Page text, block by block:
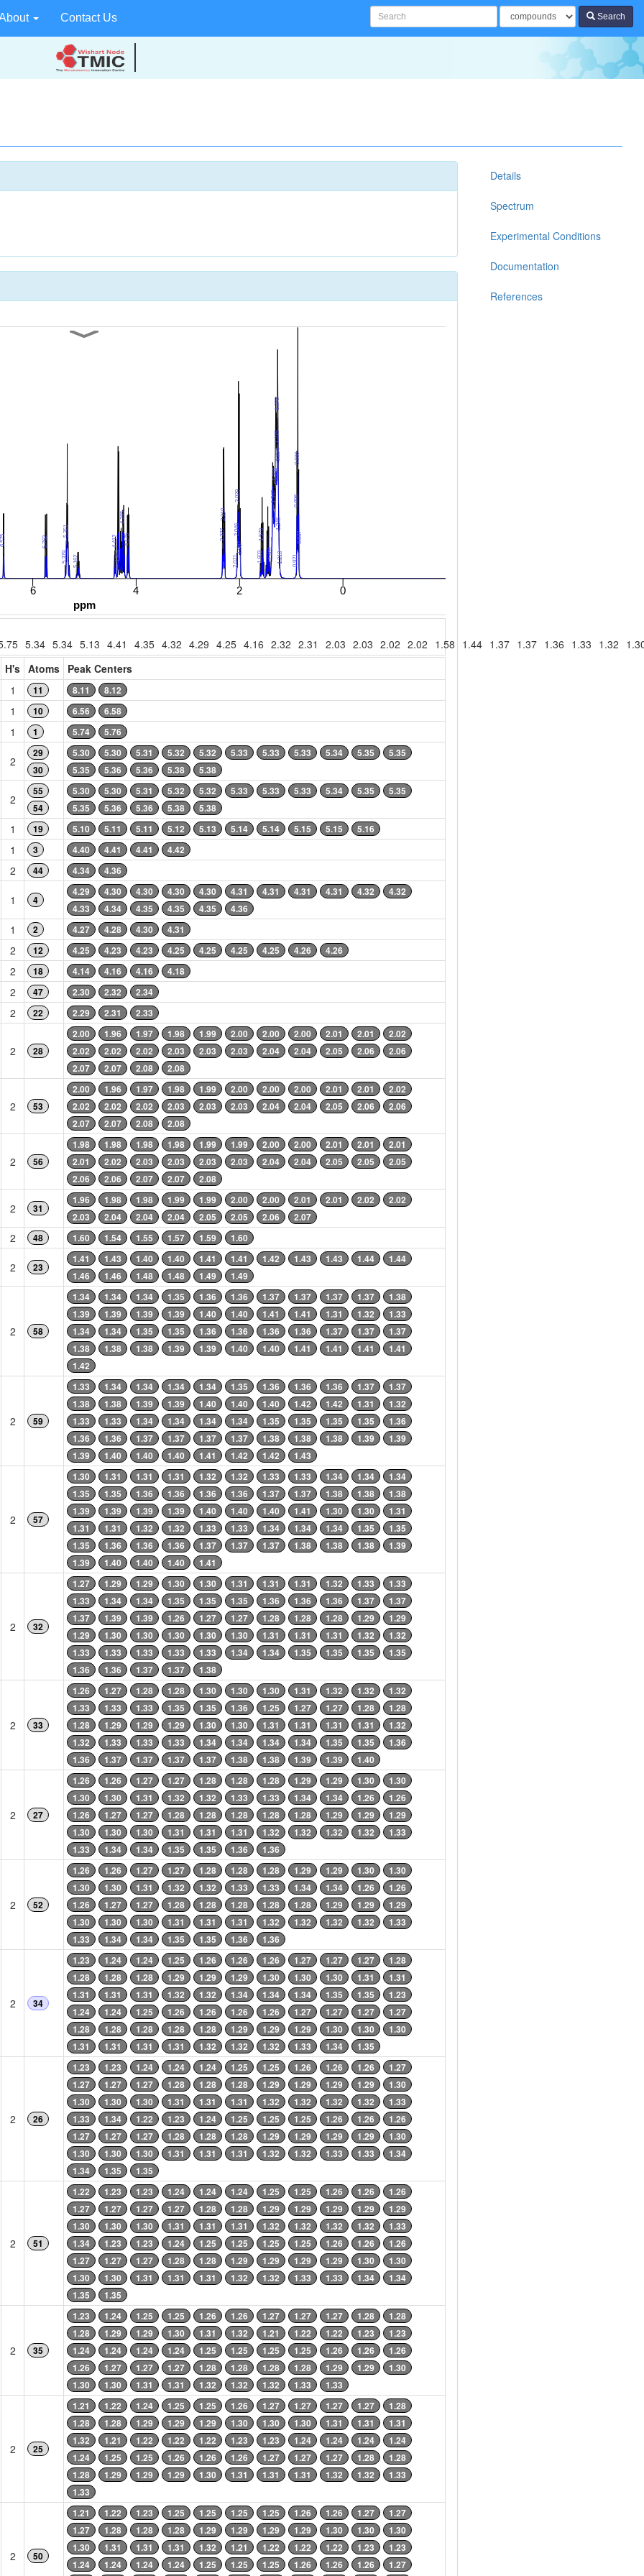
Contact Us Search
5.34 5.34 5.13 4.41 4.35 4.32 4.29 4.25 4.16 2.32 2.31 2.03 2.03 2.02 2.02 1.58 1.44 1.37 1.37 1.36 1.33 1.32
H's Atoms Peak Centers
1 11 8.11 8.12
1 10 6.56 6.58
1 1 5.74 5.76
2
29
30
5.30 5.30 5.31 5.32 5.32 5.33 5.33 5.33 5.34 5.35
5.35
5.35
5.36 5.36 5.38 5.38
2
55
54
5.30 5.30 5.31 5.32 5.32 5.33 5.33 5.33 5.34 5.35
5.35
5.35
5.36 5.36 5.38 5.38
1 19 5.10 5.11 5.11 5.12 5.13 5.14 5.14 5.15 5.15 5.16
1 3 4.40 4.41 4.41 4.42
2 44 4.34 4.36
1 4
4.29 4.30 4.30 4.30 4.30 4.31 4.31 4.31 4.31 4.32
4.32
4.33
4.34 4.35 4.35 4.35 4.36
1 2 4.27 4.28 4.30 4.31
2 12 4.25 4.23 4.23 4.25 4.25 4.25 4.25 4.26 4.26
2 18 4.14 4.16 4.16 4.18
2 47 2.30 2.32 2.34
2 22 2.29 2.31 2.33
2 28
2.00 1.96 1.97 1.98 1.99 2.00 2.00 2.00 2.01 2.01
2.02
2.02
2.02 2.02 2.03 2.03 2.03 2.04 2.04 2.05 2.06
2.06
2.07
2.07 2.08 2.08
2 53
2.00 1.96 1.97 1.98 1.99 2.00 2.00 2.00 2.01 2.01
2.02
2.02
2.02 2.02 2.03 2.03 2.03 2.04 2.04 2.05 2.06
2.06
2.07
2.07 2.08 2.08
2 56
1.98 1.98 1.98 1.98 1.99 1.99 2.00 2.00 2.01 2.01
2.01
2.01
2.02 2.03 2.03 2.03 2.03 2.04 2.04 2.05 2.05
2.05
2.06
2.06 2.07 2.07 2.08
2 31
1.96 1.98 1.98 1.99 1.99 2.00 2.00 2.01 2.01 2.02
2.02
2.03
2.04 2.04 2.04 2.05 2.05 2.06 2.07
2 48 1.60 1.54 1.55 1.57 1.59 1.60
2 23
1.41 1.43 1.40 1.40 1.41 1.41 1.42 1.43 1.43 1.44
1.44
1.46
1.46 1.48 1.48 1.49 1.49
2 58
1.34 1.34 1.34 1.35 1.36 1.36 1.37 1.37 1.37 1.37
1.38
1.39
1.39 1.39 1.39 1.40 1.40 1.41 1.41 1.31 1.32
1.33
1.34
1.34 1.35 1.35 1.36 1.36 1.36 1.36 1.37 1.37
1.37
1.38
1.38 1.38 1.39 1.39 1.40 1.40 1.41 1.41 1.41
1.41
1.42
2 59
1.33 1.34 1.34 1.34 1.34 1.35 1.36 1.36 1.36 1.37
1.37
1.38
1.38 1.39 1.39 1.40 1.40 1.40 1.42 1.42 1.31
1.32
1.33
1.33 1.34 1.34 1.34 1.34 1.35 1.35 1.35 1.35
1.36
1.36
1.36 1.37 1.37 1.37 1.37 1.38 1.38 1.38 1.39
1.39
1.39
1.40 1.40 1.40 1.41 1.42 1.42 1.43
2 57
1.30 1.31 1.31 1.31 1.32 1.32 1.33 1.33 1.34 1.34
1.34
1.35
1.35 1.36 1.36 1.36 1.36 1.37 1.37 1.38 1.38
1.38
1.39
1.39 1.39 1.39 1.40 1.40 1.40 1.41 1.30 1.30
1.31
1.31
1.31 1.32 1.32 1.33 1.33 1.34 1.34 1.34 1.35
1.35
1.35
1.36 1.36 1.36 1.37 1.37 1.37 1.38 1.38 1.38
1.39
1.39
1.40 1.40 1.40 1.41
2 32
1.27 1.29 1.29 1.30 1.30 1.31 1.31 1.31 1.32 1.33
1.33
1.33
1.34 1.34 1.35 1.35 1.35 1.36 1.36 1.36 1.37
1.37
1.37
1.39 1.39 1.26 1.27 1.27 1.28 1.28 1.28 1.29
1.29
1.29
1.30 1.30 1.30 1.30 1.30 1.31 1.31 1.31 1.32
1.32
1.33
1.33 1.33 1.33 1.33 1.34 1.34 1.35 1.35 1.35
1.35
1.36
1.36 1.37 1.37 1.38
2 33
1.26 1.27 1.28 1.28 1.30 1.30 1.30 1.31 1.32 1.32
1.32
1.33
1.33 1.33 1.35 1.35 1.36 1.25 1.27 1.27 1.28
1.28
1.28
1.29 1.29 1.29 1.30 1.30 1.31 1.31 1.31 1.31
1.32
1.32
1.33 1.33 1.33 1.34 1.34 1.34 1.34 1.35 1.35
1.36
1.36
1.37 1.37 1.37 1.37 1.38 1.38 1.39 1.39 1.40
2 27
1.26 1.26 1.27 1.27 1.28 1.28 1.28 1.29 1.29 1.30
1.30
1.30
1.30 1.31 1.32 1.32 1.33 1.33 1.34 1.34 1.26
1.26
1.26
1.27 1.27 1.28 1.28 1.28 1.28 1.28 1.29 1.29
1.29
1.30
1.30 1.30 1.31 1.31 1.31 1.32 1.32 1.32 1.32
1.33
1.33
1.34 1.34 1.35 1.35 1.36 1.36
2 52
1.26 1.26 1.27 1.27 1.28 1.28 1.28 1.29 1.29 1.30
1.30
1.30
1.30 1.31 1.32 1.32 1.33 1.33 1.34 1.34 1.26
1.26
1.26
1.27 1.27 1.28 1.28 1.28 1.28 1.28 1.29 1.29
1.29
1.30
1.30 1.30 1.31 1.31 1.31 1.32 1.32 1.32 1.32
1.33
1.33
1.34 1.34 1.35 1.35 1.36 1.36
2 34
1.23 1.24 1.24 1.25 1.26 1.26 1.26 1.27 1.27 1.27
1.28
1.28
1.28 1.28 1.29 1.29 1.29 1.30 1.30 1.30 1.31
1.31
1.31
1.31 1.31 1.32 1.32 1.34 1.34 1.34 1.35 1.35
1.23
1.24
1.24 1.25 1.26 1.26 1.26 1.26 1.27 1.27 1.27
1.27
1.28
1.28 1.28 1.28 1.28 1.29 1.29 1.29 1.30 1.30
1.30
1.31
1.31 1.31 1.31 1.32 1.32 1.32 1.33 1.34 1.35
2 26
1.23 1.23 1.24 1.24 1.24 1.25 1.25 1.26 1.26 1.26
1.27
1.27
1.27 1.27 1.28 1.28 1.28 1.29 1.29 1.29 1.29
1.30
1.30
1.30 1.30 1.31 1.31 1.31 1.32 1.32 1.32 1.32
1.33
1.33
1.34 1.22 1.23 1.24 1.25 1.25 1.25 1.26 1.26
1.26
1.27
1.27 1.27 1.28 1.28 1.28 1.29 1.29 1.29 1.29
1.30
1.30
1.30 1.30 1.31 1.31 1.31 1.32 1.32 1.33 1.33
1.34
1.34
1.35 1.35
2 51
1.22 1.23 1.23 1.24 1.24 1.24 1.25 1.25 1.26 1.26
1.26
1.27
1.27 1.27 1.27 1.28 1.28 1.29 1.29 1.29 1.29
1.29
1.30
1.30 1.30 1.31 1.31 1.31 1.32 1.32 1.32 1.32
1.33
1.34
1.23 1.23 1.24 1.25 1.25 1.25 1.25 1.26 1.26
1.26
1.27
1.27 1.27 1.28 1.28 1.29 1.29 1.29 1.29 1.30
1.30
1.30
1.30 1.31 1.31 1.31 1.32 1.32 1.33 1.33 1.34
1.34
1.35
1.35
2 35
1.23 1.24 1.25 1.25 1.26 1.26 1.27 1.27 1.27 1.28
1.28
1.28
1.29 1.29 1.30 1.31 1.32 1.21 1.22 1.22 1.23
1.23
1.24
1.24 1.24 1.24 1.25 1.25 1.25 1.25 1.26 1.26
1.26
1.26
1.27 1.27 1.27 1.28 1.28 1.28 1.28 1.29 1.29
1.30
1.30
1.30 1.31 1.31 1.32 1.32 1.32 1.33 1.33
2 25
1.21 1.22 1.24 1.25 1.25 1.26 1.27 1.27 1.27 1.27
1.28
1.28
1.28 1.29 1.29 1.29 1.30 1.30 1.30 1.31 1.31
1.31
1.32
1.21 1.22 1.22 1.22 1.23 1.23 1.24 1.24 1.24
1.24
1.24
1.25 1.25 1.26 1.26 1.26 1.27 1.27 1.27 1.28
1.28
1.28
1.29 1.29 1.29 1.30 1.31 1.31 1.31 1.32 1.32
1.33
1.33
2 50
1.21 1.22 1.23 1.25 1.25 1.25 1.25 1.26 1.26 1.27
1.27
1.27
1.28 1.28 1.28 1.29 1.29 1.29 1.29 1.30 1.30
1.30
1.30
1.31 1.31 1.31 1.32 1.21 1.22 1.22 1.22 1.23
1.23
1.24
1.24 1.24 1.24 1.25 1.25 1.25 1.26 1.26 1.26
1.27
Details
Spectrum
Experimental Conditions
Documentation
References